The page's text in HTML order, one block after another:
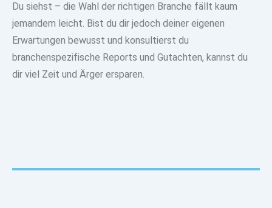
Du siehst – die Wahl der richtigen Branche fällt kaum
jemandem leicht. Bist du dir jedoch deiner eigenen
Erwartungen bewusst und konsultierst du
branchenspezifische Reports und Gutachten, kannst du
dir viel Zeit und Ärger ersparen.